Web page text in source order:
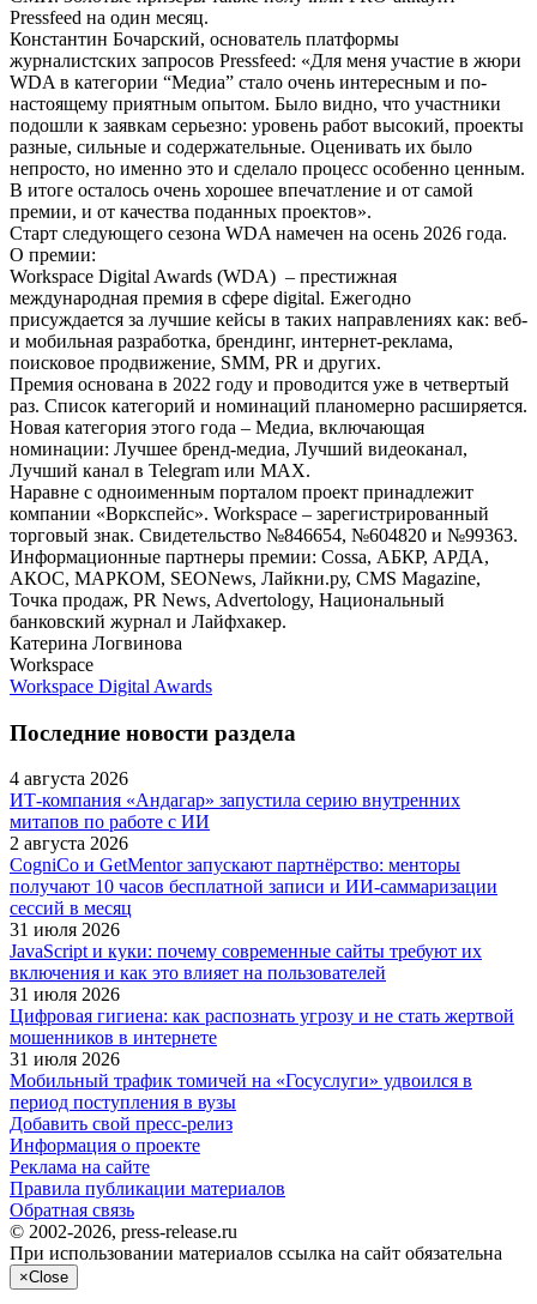
Pressfeed на один месяц.
Константин Бочарский, основатель платформы
журналистских запросов Pressfeed: «Для меня участие в жюри
WDA в категории “Медиа” стало очень интересным и по-
настоящему приятным опытом. Было видно, что участники
подошли к заявкам серьезно: уровень работ высокий, проекты
разные, сильные и содержательные. Оценивать их было
непросто, но именно это и сделало процесс особенно ценным.
В итоге осталось очень хорошее впечатление и от самой
премии, и от качества поданных проектов».
Старт следующего сезона WDA намечен на осень 2026 года.
О премии:
Workspace Digital Awards (WDA) – престижная
международная премия в сфере digital. Ежегодно
присуждается за лучшие кейсы в таких направлениях как: веб-
и мобильная разработка, брендинг, интернет-реклама,
поисковое продвижение, SMM, PR и других.
Премия основана в 2022 году и проводится уже в четвертый
раз. Список категорий и номинаций планомерно расширяется.
Новая категория этого года – Медиа, включающая
номинации: Лучшее бренд-медиа, Лучший видеоканал,
Лучший канал в Telegram или MAX.
Наравне с одноименным порталом проект принадлежит
компании «Воркспейс». Workspace – зарегистрированный
торговый знак. Свидетельство №846654, №604820 и №99363.
Информационные партнеры премии: Cossa, АБКР, АРДА,
АКОС, МАРКОМ, SEONews, Лайкни.ру, CMS Magazine,
Точка продаж, PR News, Advertology, Национальный
банковский журнал и Лайфхакер.
Катерина Логвинова
Workspace
Workspace Digital Awards
Последние новости раздела
4 августа 2026
ИТ-компания «Андагар» запустила серию внутренних
митапов по работе с ИИ
2 августа 2026
CogniCo и GetMentor запускают партнёрство: менторы
получают 10 часов бесплатной записи и ИИ-саммаризации
сессий в месяц
31 июля 2026
JavaScript и куки: почему современные сайты требуют их
включения и как это влияет на пользователей
31 июля 2026
Цифровая гигиена: как распознать угрозу и не стать жертвой
мошенников в интернете
31 июля 2026
Мобильный трафик томичей на «Госуслуги» удвоился в
период поступления в вузы
Добавить свой пресс-релиз
Информация о проекте
Реклама на сайте
Правила публикации материалов
Обратная связь
© 2002-2026, press-release.ru
При использовании материалов ссылка на сайт обязательна
×Close